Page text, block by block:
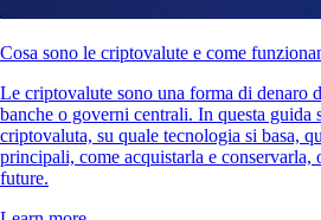
Cosa sono le criptovalute e come
Le criptovalute sono una forma di denaro
banche o governi centrali. In questa guida
criptovaluta, su quale tecnologia si basa,
principali, come acquistarla e conservarla,
future.